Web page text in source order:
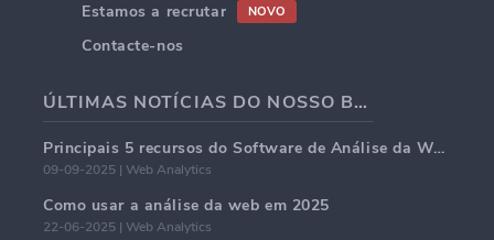
Estamos a recrutar
NOVO
Contacte-nos
ÚLTIMAS NOTÍCIAS DO NOSSO BLOG
Principais 5 recursos do Software de Análise da Web em 2025
09-09-2025 | Web Analytics
Como usar a análise da web em 2025
22-06-2025 | Web Analytics